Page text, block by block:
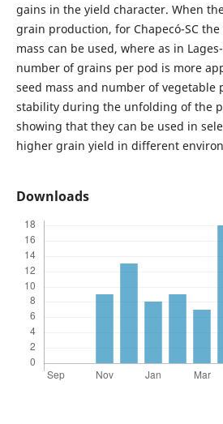
gains in the yield character. When
grain production, for Chapecó-SC
mass can be used, where as in
number of grains per pod is more
seed mass and number of vegetable
stability during the unfolding of the
showing that they can be used in
higher grain yield in different
Downloads